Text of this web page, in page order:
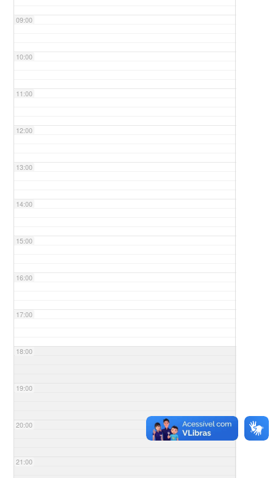
09:00
10:00
11:00
12:00
13:00
14:00
15:00
16:00
17:00
18:00
19:00
20:00
21:00